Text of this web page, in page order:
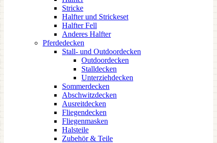
Stricke
Halfter und Strickeset
Halfter Fell
Anderes Halfter
Pferdedecken
Stall- und Outdoordecken
Outdoordecken
Stalldecken
Unterziehdecken
Sommerdecken
Abschwitzdecken
Ausreitdecken
Fliegendecken
Fliegenmasken
Halsteile
Zubehör & Teile